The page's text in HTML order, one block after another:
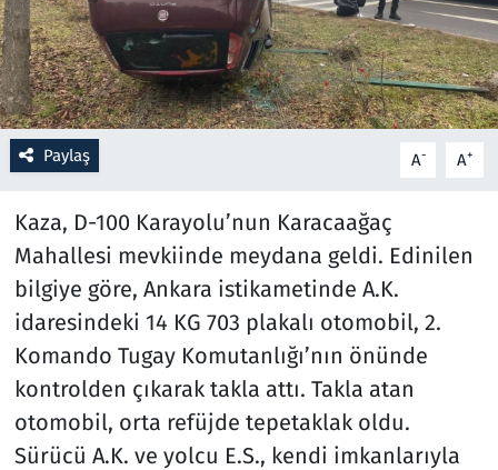
Paylaş A- A+
Kaza, D-100 Karayolu’nun Karacaağaç
Mahallesi mevkiinde meydana geldi. Edinilen
bilgiye göre, Ankara istikametinde A.K.
idaresindeki 14 KG 703 plakalı otomobil, 2.
Komando Tugay Komutanlığı’nın önünde
kontrolden çıkarak takla attı. Takla atan
otomobil, orta refüjde tepetaklak oldu.
Sürücü A.K. ve yolcu E.S., kendi imkanlarıyla
Resmi İlanlar
Rüya Tabirleri
Sağlık
Seçim 2023
Spor
Teknoloji ve Bilim
Televizyon